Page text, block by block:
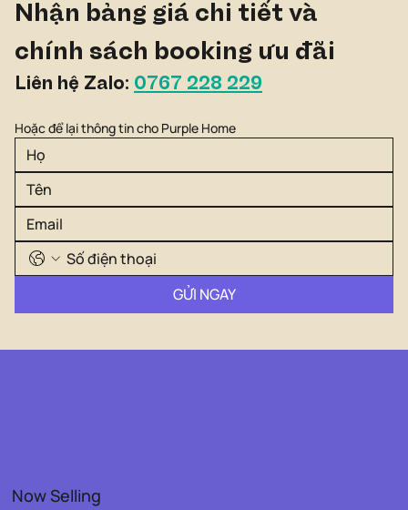
Nhận bảng giá chi tiết và
chính sách booking ưu đãi
Liên hệ Zalo: 0767 228 229
Hoặc để lại thông tin cho Purple Home
GỬI NGAY
Now Selling